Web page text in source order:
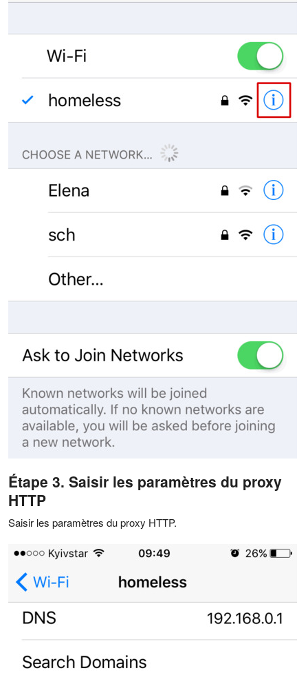
Étape 3. Saisir les paramètres du proxy
HTTP
Saisir les paramètres du proxy HTTP.